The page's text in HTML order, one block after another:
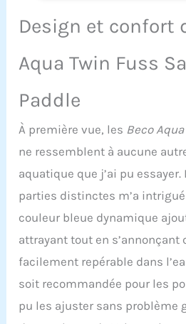
jambes
tous
niveau
fesses
pour le
dans
se
Design et confort
Aqua Twin Fuss
Paddle
À première vue, les Beco
ne ressemblent à aucune
aquatique que j’ai pu
parties distinctes m’a
couleur bleue dynamique
attrayant tout en s’annonçant
facilement repérable dans
soit recommandée pour les
pu les ajuster sans problème